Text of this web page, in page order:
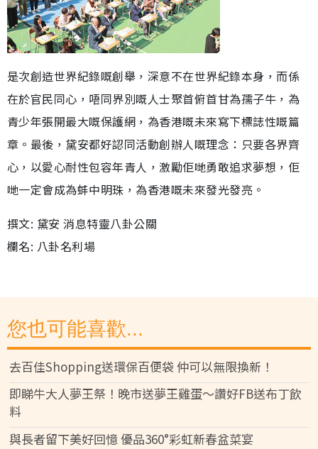
是次創造世界紀錄嘅創舉，深意不在世界紀錄本身，而係
在於官民同心，唔同界別嘅人士聚首俯首甘為孺子牛，為
青少年張開最大嘅保護網，為香港嘅未來寫下標誌性嘅篇
章。最後，黛安都好認同活動創辦人嘅理念：只要各界齊
心，以愛心耐性包容年青人，激勵佢哋勇敢追求夢想，佢
哋一定會成為蚌中明珠，為香港嘅未來發光發亮。
撰文: 黛安 消息特靈八卦公關
欄名: 八卦名利場
您也可能喜歡...
去百佳Shopping送環保百便袋 仲可以無限換新！
即睇牛大人夢王祭！晚市送夢王雞蛋～讚好FB送布丁飲
料
與長者留下美好回憶 優品360°彩虹新春盆菜宴